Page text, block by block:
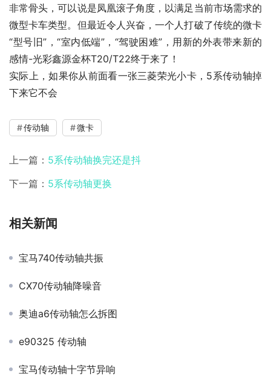
非常骨头，可以说是凤凰滚子角度，以满足当前市场需求的
微型卡车类型。但最近令人兴奋，一个人打破了传统的微卡
“型号旧”，“室内低端”，“驾驶困难”，用新的外表带来新的
感情-光彩鑫源金杯T20/T22终于来了！
实际上，如果你从前面看一张三菱荣光小卡，5系传动轴掉
下来它不会
传动轴 微卡
上一篇： 5系传动轴换完还是抖
下一篇： 5系传动轴更换
相关新闻
宝马740传动轴共振
CX70传动轴降噪音
奥迪a6传动轴怎么拆图
e90325 传动轴
宝马传动轴十字节异响